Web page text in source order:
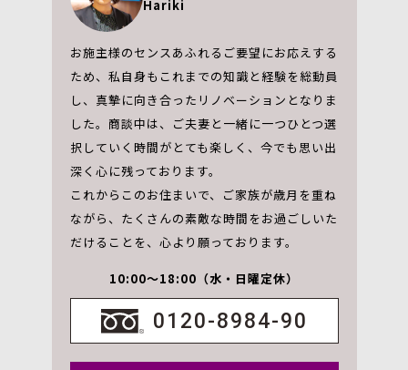
Hariki
お施主様のセンスあふれるご要望にお応えする
ため、私自身もこれまでの知識と経験を総動員
し、真摯に向き合ったリノベーションとなりま
した。商談中は、ご夫妻と一緒に一つひとつ選
択していく時間がとても楽しく、今でも思い出
深く心に残っております。
これからこのお住まいで、ご家族が歳月を重ね
ながら、たくさんの素敵な時間をお過ごしいた
だけることを、心より願っております。
10:00～18:00（水・日曜定休）
0120-8984-90